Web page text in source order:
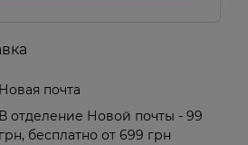
Новая почта
В отделение Новой почты - 99
грн, бесплатно от 699 грн